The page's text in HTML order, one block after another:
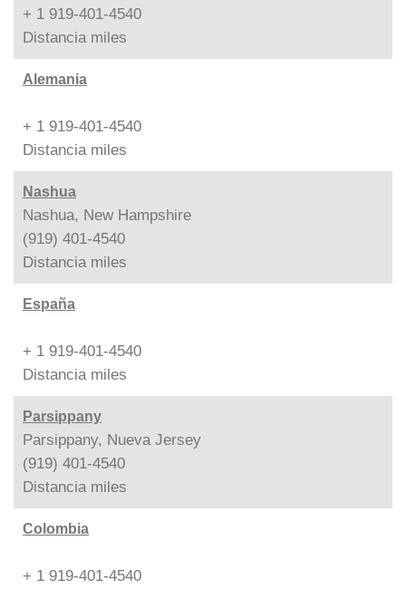
+ 1 919-401-4540
Distancia miles
Alemania
+ 1 919-401-4540
Distancia miles
Nashua
Nashua, New Hampshire
(919) 401-4540
Distancia miles
España
+ 1 919-401-4540
Distancia miles
Parsippany
Parsippany, Nueva Jersey
(919) 401-4540
Distancia miles
Colombia
+ 1 919-401-4540